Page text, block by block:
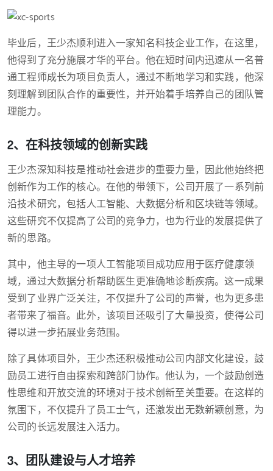
毕业后，王少杰顺利进入一家知名科技企业工作，在这里，
他得到了充分施展才华的平台。他在短时间内迅速从一名普
通工程师成长为项目负责人，通过不断地学习和实践，他深
刻理解到团队合作的重要性，并开始着手培养自己的团队管
理能力。
2、在科技领域的创新实践
王少杰深知科技是推动社会进步的重要力量，因此他始终把
创新作为工作的核心。在他的带领下，公司开展了一系列前
沿技术研究，包括人工智能、大数据分析和区块链等领域。
这些研究不仅提高了公司的竞争力，也为行业的发展提供了
新的思路。
其中，他主导的一项人工智能项目成功应用于医疗健康领
域，通过大数据分析帮助医生更准确地诊断疾病。这一成果
受到了业界广泛关注，不仅提升了公司的声誉，也为更多患
者带来了福音。此外，该项目还吸引了大量投资，使得公司
得以进一步拓展业务范围。
除了具体项目外，王少杰还积极推动公司内部文化建设，鼓
励员工进行自由探索和跨部门协作。他认为，一个鼓励创造
性思维和开放交流的环境对于技术创新至关重要。在这样的
氛围下，不仅提升了员工士气，还激发出无数新颖创意，为
公司的长远发展注入活力。
3、团队建设与人才培养